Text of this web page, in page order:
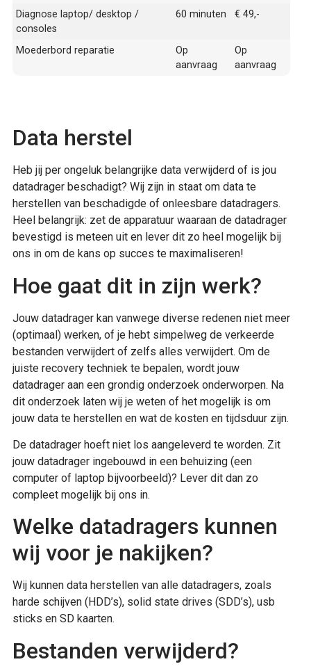
Diagnose laptop/ desktop /
consoles
60 minuten € 49,-
Moederbord reparatie
Op
aanvraag
Op
aanvraag
Data herstel
Heb jij per ongeluk belangrijke data verwijderd of is jou
datadrager beschadigt? Wij zijn in staat om data te
herstellen van beschadigde of onleesbare datadragers.
Heel belangrijk: zet de apparatuur waaraan de datadrager
bevestigd is meteen uit en lever dit zo heel mogelijk bij
ons in om de kans op succes te maximaliseren!
Hoe gaat dit in zijn werk?
Jouw datadrager kan vanwege diverse redenen niet meer
(optimaal) werken, of je hebt simpelweg de verkeerde
bestanden verwijdert of zelfs alles verwijdert. Om de
juiste recovery techniek te bepalen, wordt jouw
datadrager aan een grondig onderzoek onderworpen. Na
dit onderzoek laten wij je weten of het mogelijk is om
jouw data te herstellen en wat de kosten en tijdsduur zijn.
De datadrager hoeft niet los aangeleverd te worden. Zit
jouw datadrager ingebouwd in een behuizing (een
computer of laptop bijvoorbeeld)? Lever dit dan zo
compleet mogelijk bij ons in.
Welke datadragers kunnen
wij voor je nakijken?
Wij kunnen data herstellen van alle datadragers, zoals
harde schijven (HDD’s), solid state drives (SDD’s), usb
sticks en SD kaarten.
Bestanden verwijderd?